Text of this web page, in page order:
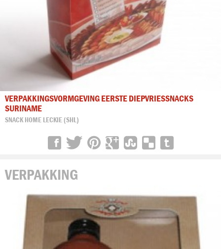
VERPAKKINGSVORMGEVING EERSTE DIEPVRIESSNACKS
SURINAME
SNACK HOME LECKIE (SHL)
VERPAKKING